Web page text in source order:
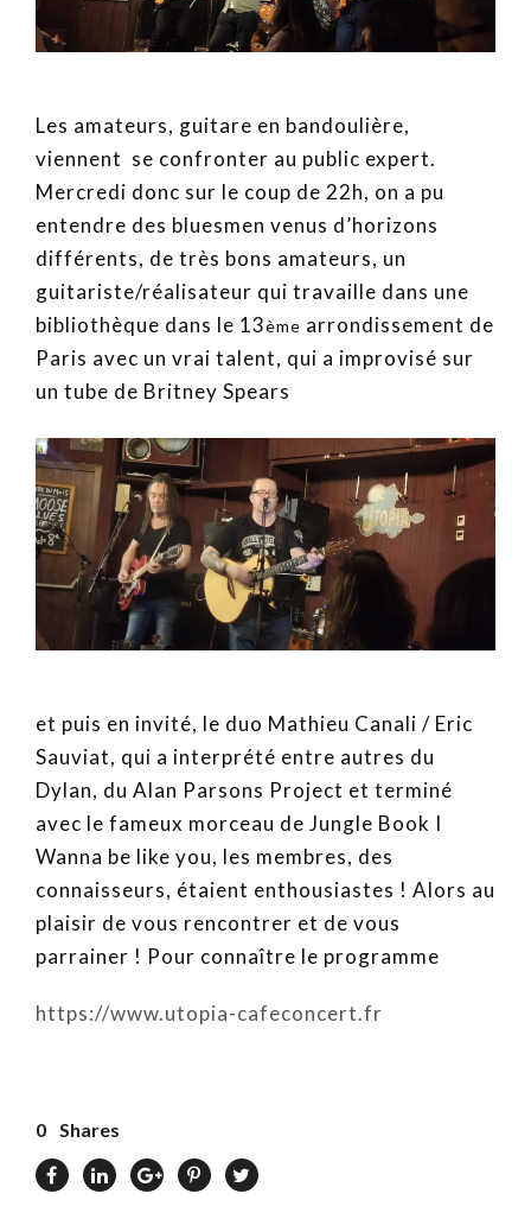
Les amateurs, guitare en bandoulière,
viennent se confronter au public expert.
Mercredi donc sur le coup de 22h, on a pu
entendre des bluesmen venus d’horizons
différents, de très bons amateurs, un
guitariste/réalisateur qui travaille dans une
bibliothèque dans le 13ème arrondissement de
Paris avec un vrai talent, qui a improvisé sur
un tube de Britney Spears
et puis en invité, le duo Mathieu Canali / Eric
Sauviat, qui a interprété entre autres du
Dylan, du Alan Parsons Project et terminé
avec le fameux morceau de Jungle Book I
Wanna be like you, les membres, des
connaisseurs, étaient enthousiastes ! Alors au
plaisir de vous rencontrer et de vous
parrainer ! Pour connaître le programme
https://www.utopia-cafeconcert.fr
0 Shares